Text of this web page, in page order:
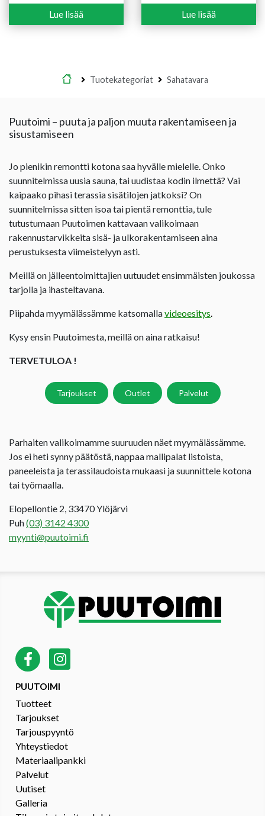
Lue lisää Lue lisää
Etusivu
Tuotekategoriat Sahatavara
Puutoimi – puuta ja paljon muuta rakentamiseen ja
sisustamiseen
Jo pienikin remontti kotona saa hyvälle mielelle. Onko
suunnitelmissa uusia sauna, tai uudistaa kodin ilmettä? Vai
kaipaako pihasi terassia sisätilojen jatkoksi? On
suunnitelmissa sitten isoa tai pientä remonttia, tule
tutustumaan Puutoimen kattavaan valikoimaan
rakennustarvikkeita sisä- ja ulkorakentamiseen aina
perustuksesta viimeistelyyn asti.
Meillä on jälleentoimittajien uutuudet ensimmäisten joukossa
tarjolla ja ihasteltavana.
Piipahda myymälässämme katsomallavideoesitys.
Kysy ensin Puutoimesta, meillä on aina ratkaisu!
TERVETULOA !
Tarjoukset Outlet Palvelut
Parhaiten valikoimamme suuruuden näet myymälässämme.
Jos ei heti synny päätöstä, nappaa mallipalat listoista,
paneeleista ja terassilaudoista mukaasi ja suunnittele kotona
tai työmaalla.
Elopellontie 2, 33470 Ylöjärvi
Puh(03) 3142 4300
myynti@puutoimi.fi
PUUTOIMI
Tuotteet
Tarjoukset
Tarjouspyyntö
Yhteystiedot
Materiaalipankki
Palvelut
Uutiset
Galleria